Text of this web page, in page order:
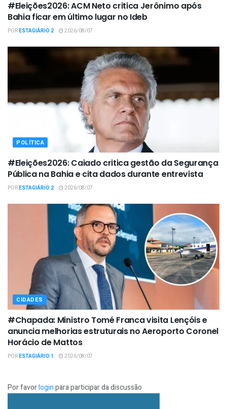
#Eleições2026: ACM Neto critica Jerônimo após
Bahia ficar em último lugar no Ideb
PORESTAGIÁRIO 2 2026/08/07
POLÍTICA
#Eleições2026: Caiado critica gestão da Segurança
Pública na Bahia e cita dados durante entrevista
PORESTAGIÁRIO 2 2026/08/07
CIDADES
#Chapada: Ministro Tomé Franca visita Lençóis e
anuncia melhorias estruturais no Aeroporto Coronel
Horácio de Mattos
PORESTAGIÁRIO 1 2026/08/07
Por favorloginpara participar da discussão